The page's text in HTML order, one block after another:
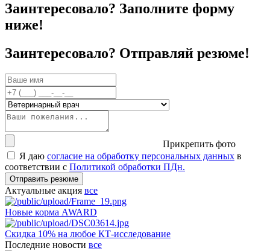
Заинтересовало? Заполните форму
ниже!
Заинтересовало? Отправляй резюме!
Прикрепить фото
Я даю согласие на обработку персональных данных в
соответствии с Политикой обработки ПДн.
Отправить резюме
Актуальные акция все
Новые корма AWARD
Скидка 10% на любое КТ-исследование
Последние новости все